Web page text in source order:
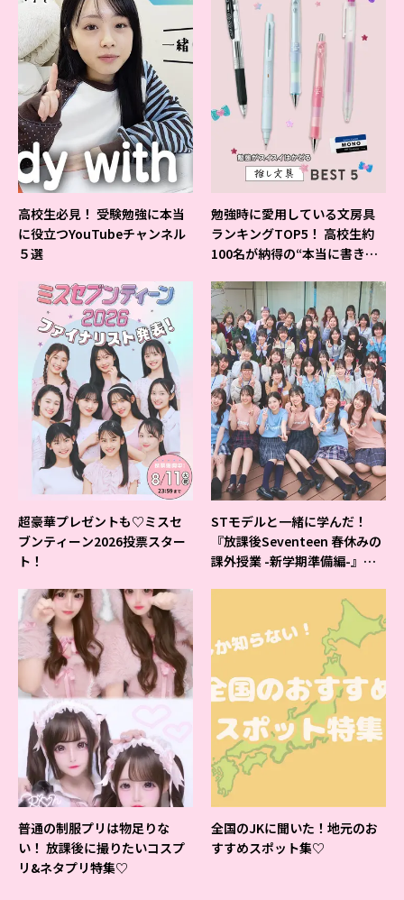
高校生必見！ 受験勉強に本当
に役立つYouTubeチャンネル
５選
勉強時に愛用している文房具
ランキングTOP5！ 高校生約
100名が納得の“本当に書きや
超豪華プレゼントも♡ミスセ
ブンティーン2026投票スター
ト！
STモデルと一緒に学んだ！
『放課後Seventeen 春休みの
課外授業 -新学期準備編-』イ
普通の制服プリは物足りな
い！ 放課後に撮りたいコスプ
リ&ネタプリ特集♡
全国のJKに聞いた！地元のお
すすめスポット集♡